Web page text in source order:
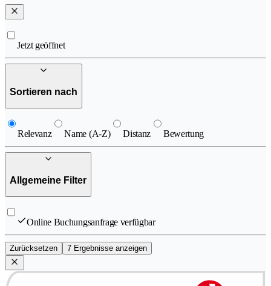
Jetzt geöffnet
Sortieren nach
Relevanz Name (A-Z) Distanz Bewertung
Allgemeine Filter
Online Buchungsanfrage verfügbar
Zurücksetzen 7 Ergebnisse anzeigen